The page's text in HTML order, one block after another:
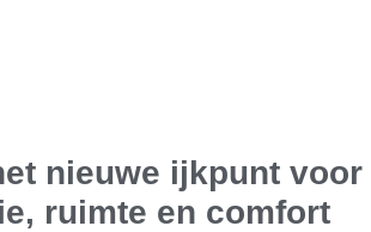
nieuwe ijkpunt voor
ruimte en comfort